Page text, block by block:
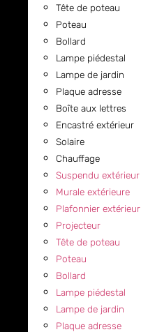
Tête de poteau
Poteau
Bollard
Lampe piédestal
Lampe de jardin
Plaque adresse
Boîte aux lettres
Encastré extérieur
Solaire
Chauffage
Suspendu extérieur
Murale extérieure
Plafonnier extérieur
Projecteur
Tête de poteau
Poteau
Bollard
Lampe piédestal
Lampe de jardin
Plaque adresse